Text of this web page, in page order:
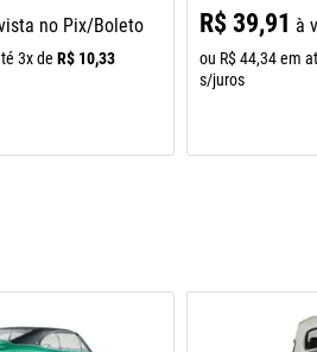
no Pix/Boleto
3x de R$ 10,33
R$ 39,91 à
ou R$ 44,34 em
s/juros